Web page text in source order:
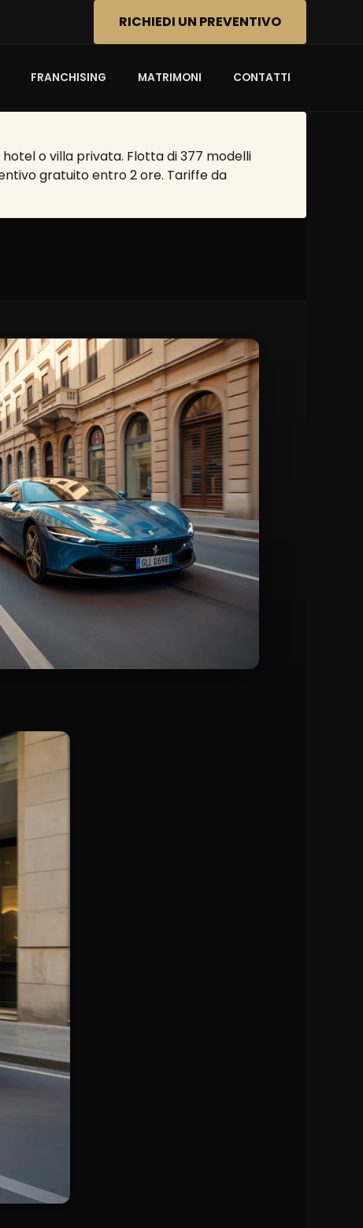
RICHIEDI UN PREVENTIVO
FRANCHISING MATRIMONI CONTATTI
o villa privata. Flotta di 377 modelli
gratuito entro 2 ore. Tariffe da